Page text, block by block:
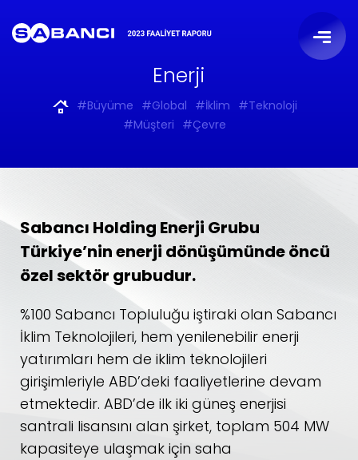
Enerji
#Büyüme #Global #İklim #Teknoloji
#Müşteri #Çevre
Sabancı Holding Enerji Grubu
Türkiye’nin enerji dönüşümünde öncü
özel sektör grubudur.
%100 Sabancı Topluluğu iştiraki olan Sabancı
İklim Teknolojileri, hem yenilenebilir enerji
yatırımları hem de iklim teknolojileri
girişimleriyle ABD’deki faaliyetlerine devam
etmektedir. ABD’de ilk iki güneş enerjisi
santrali lisansını alan şirket, toplam 504 MW
kapasiteye ulaşmak için saha